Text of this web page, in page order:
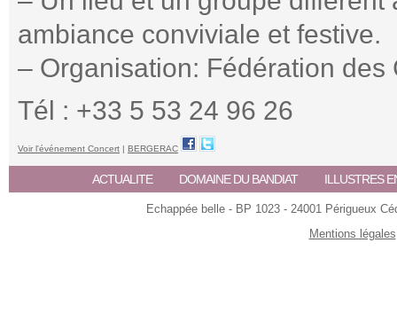
ambiance conviviale et festive.
– Organisation: Fédération
Tél : +33 5 53 24 96 26
Voir l'événement Concert | BERGERAC
ACTUALITE DOMAINE DU BANDIAT ILLUSTRES
Echappée belle - BP 1023 - 24001 Périgueux
Mentions légales